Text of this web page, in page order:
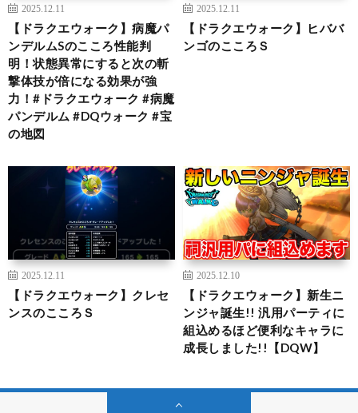
2025.12.11
【ドラクエウォーク】病魔パ
ンデルムSのこころ性能判
明！状態異常にすると次の斬
撃体技が倍になる効果が強
力！#ドラクエウォーク #病魔
パンデルム #DQウォーク #宝
の地図
2025.12.11
【ドラクエウォーク】ヒババ
ンゴのこころＳ
2025.12.11
【ドラクエウォーク】クレセ
ンスのこころＳ
2025.12.10
【ドラクエウォーク】新生ニ
ンジャ誕生!! 汎用パーティに
組込めるほど便利なキャラに
成長しました!!【DQW】